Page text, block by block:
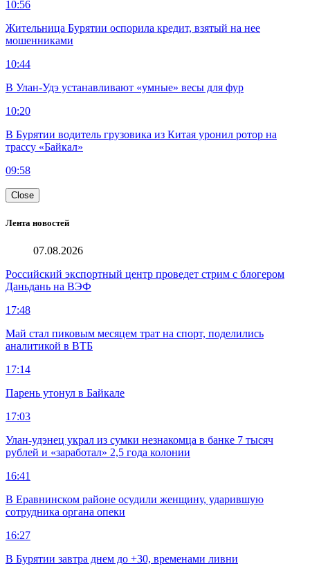
10:56
Жительница Бурятии оспорила кредит, взятый на нее
мошенниками
10:44
В Улан-Удэ устанавливают «умные» весы для фур
10:20
В Бурятии водитель грузовика из Китая уронил ротор на
трассу «Байкал»
09:58
Close
Лента новостей
07.08.2026
Российский экспортный центр проведет стрим с блогером
Даньдань на ВЭФ
17:48
Май стал пиковым месяцем трат на спорт, поделились
аналитикой в ВТБ
17:14
Парень утонул в Байкале
17:03
Улан-удэнец украл из сумки незнакомца в банке 7 тысяч
рублей и «заработал» 2,5 года колонии
16:41
В Еравнинском районе осудили женщину, ударившую
сотрудника органа опеки
16:27
В Бурятии завтра днем до +30, временами ливни